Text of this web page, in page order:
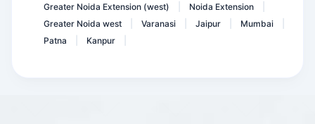
Greater Noida Extension (west)
Noida Extension
Greater Noida west
Varanasi Jaipur Mumbai
Patna
Kanpur